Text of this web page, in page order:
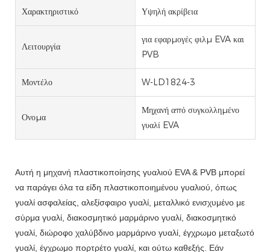
Χαρακτηριστικό Υψηλή ακρίβεια
Λειτουργία
για εφαρμογές φιλμ EVA και
PVB
Μοντέλο W-LD1824-3
Ονομα
Μηχανή από συγκολλημένο
γυαλί EVA
Αυτή η μηχανή πλαστικοποίησης γυαλιού EVA & PVB μπορεί
να παράγει όλα τα είδη πλαστικοποιημένου γυαλιού, όπως
γυαλί ασφαλείας, αλεξίσφαιρο γυαλί, μεταλλικό ενισχυμένο με
σύρμα γυαλί, διακοσμητικό μαρμάρινο γυαλί, διακοσμητικό
γυαλί, διώροφο χαλύβδινο μαρμάρινο γυαλί, έγχρωμο μεταξωτό
γυαλί, έγχρωμο πορτρέτο γυαλί, και ούτω καθεξής. Εάν